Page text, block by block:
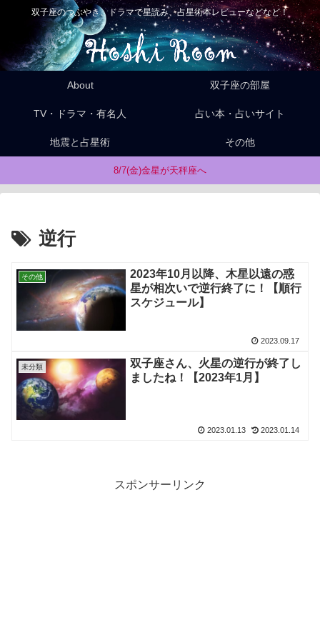
双子座のつぶやき、ドラマで星読み、占星術本レビューなどなど！
About 双子座の部屋
TV・ドラマ・有名人 占い本・占いサイト
地震と占星術 その他
8/7(金)金星が天秤座へ
逆行
その他
2023年10月以降、木星以遠の惑
星が相次いで逆行終了に！【順行
スケジュール】
2023.09.17
未分類
双子座さん、火星の逆行が終了し
ましたね！【2023年1月】
2023.01.13 2023.01.14
スポンサーリンク